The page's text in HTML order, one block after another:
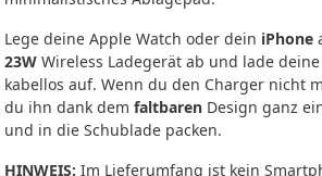
Lege deine Apple Watch oder dein iPhone
23W Wireless Ladegerät ab und lade
kabellos auf. Wenn du den Charger nicht
du ihn dank dem faltbaren Design ganz
und in die Schublade packen.
HINWEIS: Im Lieferumfang ist kein